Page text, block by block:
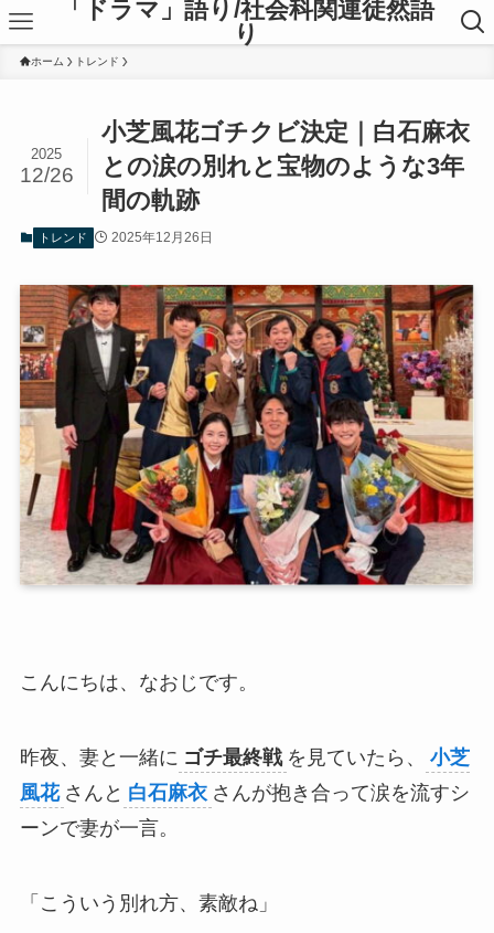
「ドラマ」語り/社会科関連徒然語
り
ホーム トレンド
小芝風花ゴチクビ決定｜白石麻衣
との涙の別れと宝物のような3年
間の軌跡
2025
12/26
トレンド 2025年12月26日
こんにちは、なおじです。
昨夜、妻と一緒に ゴチ最終戦 を見ていたら、
小芝
風花 さんと 白石麻衣 さんが抱き合って涙を流すシ
ーンで妻が一言。
「こういう別れ方、素敵ね」